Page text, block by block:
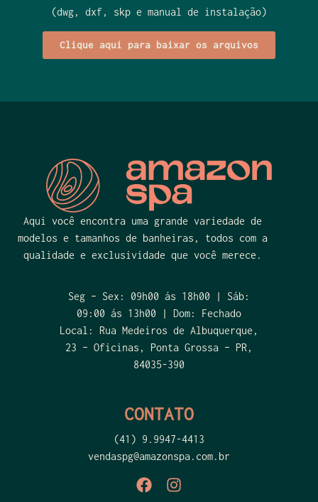
(dwg, dxf, skp e manual de instalação)
Clique aqui para baixar os arquivos
Aqui você encontra uma grande variedade de
modelos e tamanhos de banheiras, todos com a
qualidade e exclusividade que você merece.
Seg – Sex: 09h00 ás 18h00 | Sáb:
09:00 ás 13h00 | Dom: Fechado
Local: Rua Medeiros de Albuquerque,
23 – Oficinas, Ponta Grossa – PR,
84035-390
CONTATO
(41) 9.9947-4413
vendaspg@amazonspa.com.br